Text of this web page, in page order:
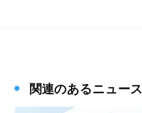
関連のあるニュース